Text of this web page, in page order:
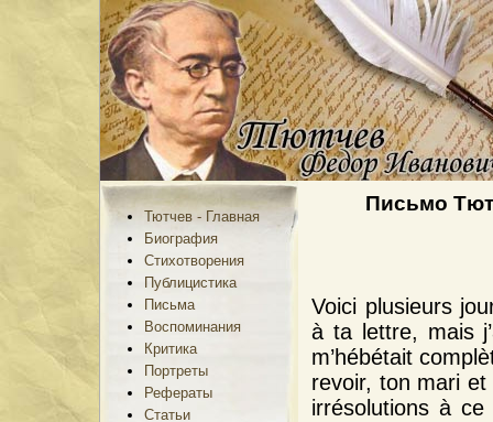
Тютчев - Главная
Биография
Стихотворения
Публицистика
Письма
Воспоминания
Критика
Портреты
Рефераты
Статьи
Письмо
Voici plusieurs
à ta lettre, mais
m’hébétait
revoir, ton mari
irrésolutions à